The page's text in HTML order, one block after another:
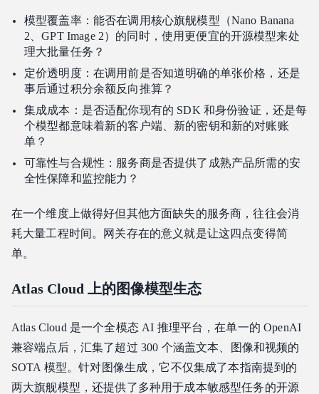
模型覆盖率：能否在调用核心旗舰模型（Nano Banana
2、GPT Image 2）的同时，使用更便宜的开源模型来处
理大批量任务？
定价透明度：在调用前是否知道明确的单张价格，还是
事后通过积分余额反向推算？
集成成本：是否适配你现有的 SDK 和身份验证，还是每
个模型都意味着新的客户端、新的密钥和新的对账账
单？
可靠性与合规性：服务商是否提供了成熟产品所需的安
全性保障和监控能力？
在一个维度上做得好但其他方面缺失的服务商，往往会消
耗大量工程时间。网关存在的意义就是让这四点变得简
单。
Atlas Cloud 上的图像模型生态
Atlas Cloud 是一个全模态 AI 推理平台，在单一的 OpenAI
兼容端点后，汇集了超过 300 个涵盖文本、图像和视频的
SOTA 模型。针对图像生成，它不仅集成了本指南提到的
两大旗舰模型，还提供了多种用于成本敏感型任务的开源